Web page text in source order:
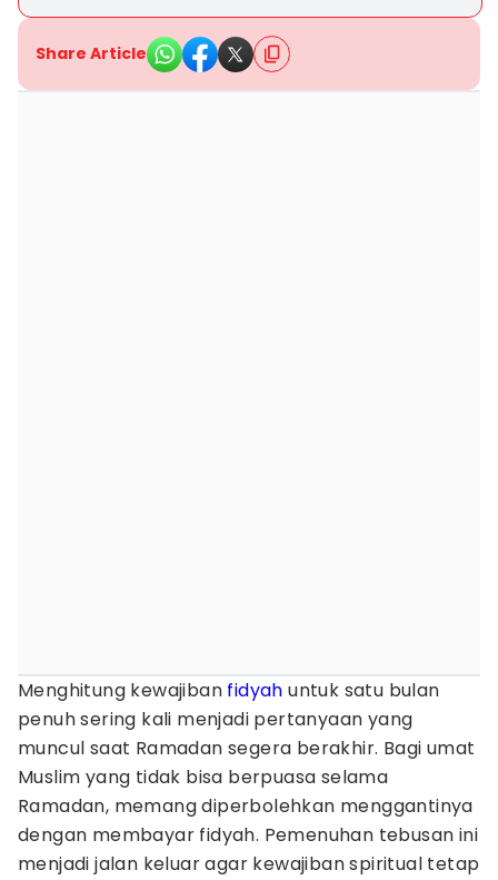
Share Article
Menghitung kewajiban fidyah untuk satu bulan
penuh sering kali menjadi pertanyaan yang
muncul saat Ramadan segera berakhir. Bagi umat
Muslim yang tidak bisa berpuasa selama
Ramadan, memang diperbolehkan menggantinya
dengan membayar fidyah. Pemenuhan tebusan ini
menjadi jalan keluar agar kewajiban spiritual tetap